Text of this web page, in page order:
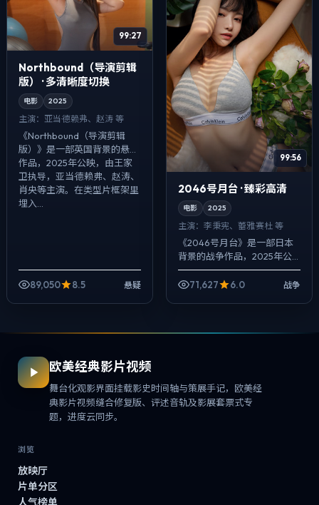
99:27
Northbound（导演剪辑
版） · 多清晰度切换
电影 2025
主演： 亚当·德赖弗、赵涛 等
《Northbound（导演剪辑
版）》是一部英国背景的悬疑
作品，2025年公映，由王家
卫执导，亚当·德赖弗、赵涛、
肖央等主演。在类型片框架里
埋入...
89,050 8.5 悬疑
99:56
2046号月台 · 臻彩高清
电影 2025
主演： 李秉宪、蕾雅·赛杜 等
《2046号月台》是一部日本
背景的战争作品，2025年公
映，由克里斯托弗·诺兰执导，
李秉宪、蕾雅·赛杜、朱一龙等
71,627 6.0 战争
欧美经典影片视频
舞台化观影界面挂载影史时间轴与策展手记，欧美经
典影片视频缝合修复版、评述音轨及影展套票式专
题，进度云同步。
浏览
放映厅
片单分区